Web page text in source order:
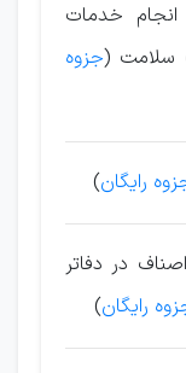
انجام خدمات
سلامت (جزوه
رایگان)
اصناف در دفاتر
رایگان)